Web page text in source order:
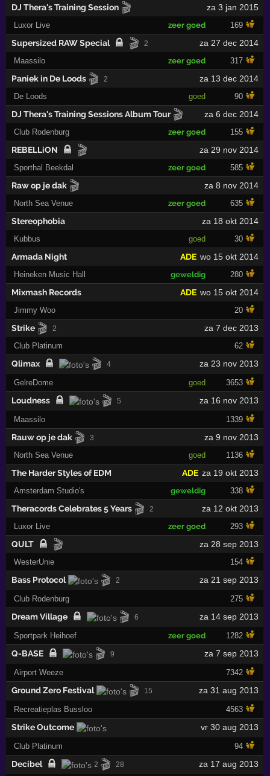
DJ Thera's Training Session 🎬 za 3 jan 2015
Luxor Live zeer goed 169
Supersized RAW Special 🎬 2 za 27 dec 2014
Maassilo zeer goed 317
Paniek in De Loods 🎬 2 za 13 dec 2014
De Loods goed 90
DJ Thera's Training Sessions Album Tour 🎬 za 6 dec 2014
Club Rodenburg zeer goed 155
REBELLiON 🎬 za 29 nov 2014
Sporthal Beekdal zeer goed 585
Raw op je dak 🎬 za 8 nov 2014
North Sea Venue zeer goed 635
Stereophobia za 18 okt 2014
Kubbus goed 30
Armada Night wo 15 okt 2014
ADE
Heineken Music Hall geweldig 280
Mixmash Records wo 15 okt 2014
ADE
Jimmy Woo 20
Strike 🎬 2 za 7 dec 2013
Club Platinum 62
Qlimax 🎬 4 za 23 nov 2013
GelreDome goed 3653
Loudness 🎬 5 za 16 nov 2013
Maassilo 1339
Rauw op je dak 🎬 3 za 9 nov 2013
North Sea Venue goed 1136
The Harder Styles of EDM za 19 okt 2013
ADE
Amsterdam Studio's geweldig 338
Theracords Celebrates 5 Years 🎬 2 za 12 okt 2013
Luxor Live zeer goed 293
QULT 🎬 za 28 sep 2013
WesterUnie 154
Bass Protocol 🎬 2 za 21 sep 2013
Club Rodenburg 275
Dream Village 🎬 6 za 14 sep 2013
Sportpark Heihoef zeer goed 1282
Q-BASE 🎬 9 za 7 sep 2013
Airport Weeze 7342
Ground Zero Festival 🎬 15 za 31 aug 2013
Recreatieplas Bussloo 4563
Strike Outcome vr 30 aug 2013
Club Platinum 94
Decibel 2 🎬 28 za 17 aug 2013